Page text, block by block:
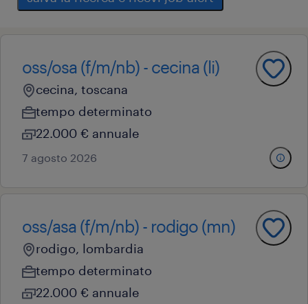
oss/osa (f/m/nb) - cecina (li)
cecina, toscana
tempo determinato
22.000 € annuale
7 agosto 2026
oss/asa (f/m/nb) - rodigo (mn)
rodigo, lombardia
tempo determinato
22.000 € annuale